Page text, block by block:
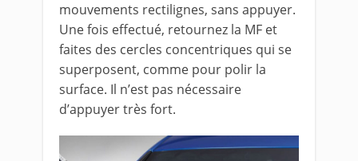
mouvements rectilignes, sans appuyer.
Une fois effectué, retournez la MF et
faites des cercles concentriques qui se
superposent, comme pour polir la
surface. Il n’est pas nécessaire
d’appuyer très fort.